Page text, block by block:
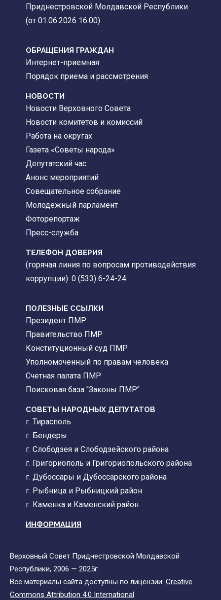
Приднестровской Молдавской Республики
(от 01.06.2026 16:00)
ОБРАЩЕНИЯ ГРАЖДАН
Интернет-приемная
Порядок приема и рассмотрения
НОВОСТИ
Новости Верховного Совета
Новости комитетов и комиссий
Работа на округах
Газета «Советы народа»
Депутатский час
Анонс мероприятий
Совещательное собрание
Молодежный парламент
Фоторепортаж
Пресс-служба
ТЕЛЕФОН ДОВЕРИЯ
(горячая линия по вопросам противодействия
коррупции): 0 (533) 6-24-24
ПОЛЕЗНЫЕ ССЫЛКИ
Президент ПМР
Правительство ПМР
Конституционный суд ПМР
Уполномоченный по правам человека
Счетная палата ПМР
Поисковая база "Законы ПМР"
СОВЕТЫ НАРОДНЫХ ДЕПУТАТОВ
г. Тирасполь
г. Бендеры
г. Слободзея и Слободзейского района
г. Григориополь и Григориопольского района
г. Дубоссары и Дубоссарского района
г. Рыбница и Рыбницкий район
г. Каменка и Каменский район
ИНФОРМАЦИЯ
Верховный Совет Приднестровской Молдавской
Республики, 2006 — 2025г.
Все материалы сайта доступны по лицензии: Creative
Commons Attribution 4.0 International